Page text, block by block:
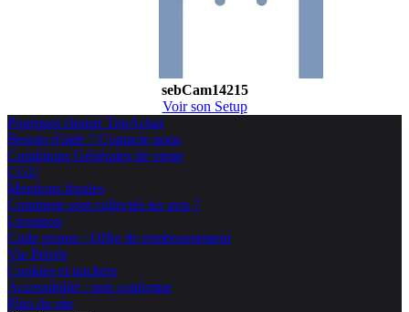
sebCam14215
Voir son Setup
Pourquoi choisir TopAchat
Besoin d'aide ? Contacte nous
Conditions Générales de vente
CGU
Mentions légales
Comment sont collectés les avis ?
Livraison
Code promo / Offre de remboursement
Vie Privée
Cookies et trackers
Accessibilité : non conforme
Plan du site